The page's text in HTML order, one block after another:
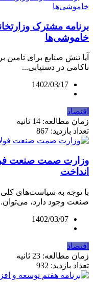
برنامه مشترک
خاموشی‏‏‌ها
آیا تنش صنایع برای تامین
ناکامی در دستیابی...
1402/03/17
اقتصاد
زمان مطالعه: 14 ثانیه
تعداد بازدید: 867
وزارت صمت صنعت
انداخت
با توجه به سیاست‌های
صنعت وجود دارد،
1402/03/07
اقتصاد
زمان مطالعه: 23 ثانیه
تعداد بازدید: 932